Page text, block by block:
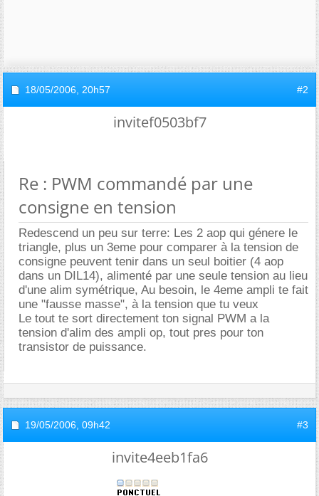
18/05/2006, 20h57 #2
invitef0503bf7
Re : PWM commandé par une
consigne en tension
Redescend un peu sur terre: Les 2 aop qui génere le
triangle, plus un 3eme pour comparer à la tension de
consigne peuvent tenir dans un seul boitier (4 aop
dans un DIL14), alimenté par une seule tension au lieu
d'une alim symétrique, Au besoin, le 4eme ampli te fait
une "fausse masse", à la tension que tu veux
Le tout te sort directement ton signal PWM a la
tension d'alim des ampli op, tout pres pour ton
transistor de puissance.
19/05/2006, 09h42 #3
invite4eeb1fa6